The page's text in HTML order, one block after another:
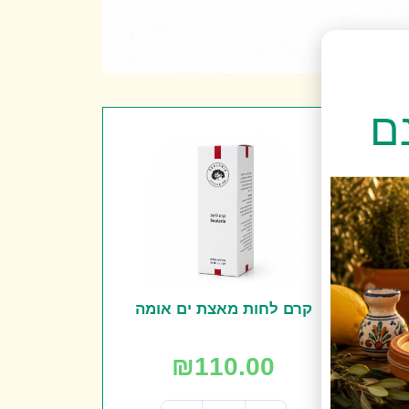
קרם לחות מאצת ים אומה
₪110.00